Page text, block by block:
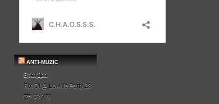
ANTI-MUZIC
БратДва
Rot Of @ Lowlife Party 28
[25.03.17]